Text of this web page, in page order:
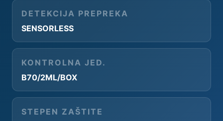
DETEKCIJA PREPREKA
SENSORLESS
KONTROLNA JED.
B70/2ML/BOX
STEPEN ZAŠTITE